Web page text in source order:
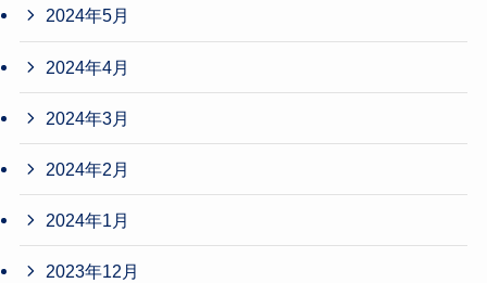
2024年5月
2024年4月
2024年3月
2024年2月
2024年1月
2023年12月